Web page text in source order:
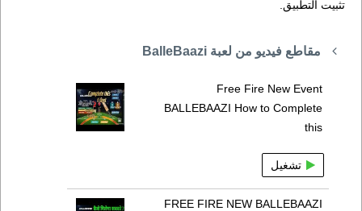
تثبيت التطبيق.
مقاطع فيديو من لعبة BalleBaazi
Free Fire New Event
BALLEBAAZI How to Complete
this
تشغيل
FREE FIRE NEW BALLEBAAZI